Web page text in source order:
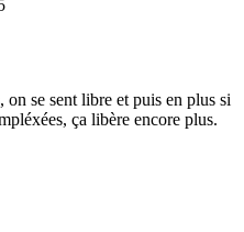
on se sent libre et puis en plus si
ça libère encore plus.